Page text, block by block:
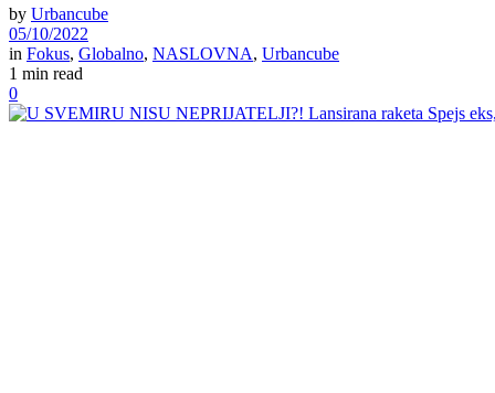
by Urbancube
05/10/2022
in Fokus, Globalno, NASLOVNA, Urbancube
1 min read
0